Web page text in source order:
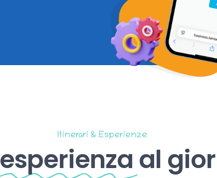
Itinerari & Esperienze
esperienza al